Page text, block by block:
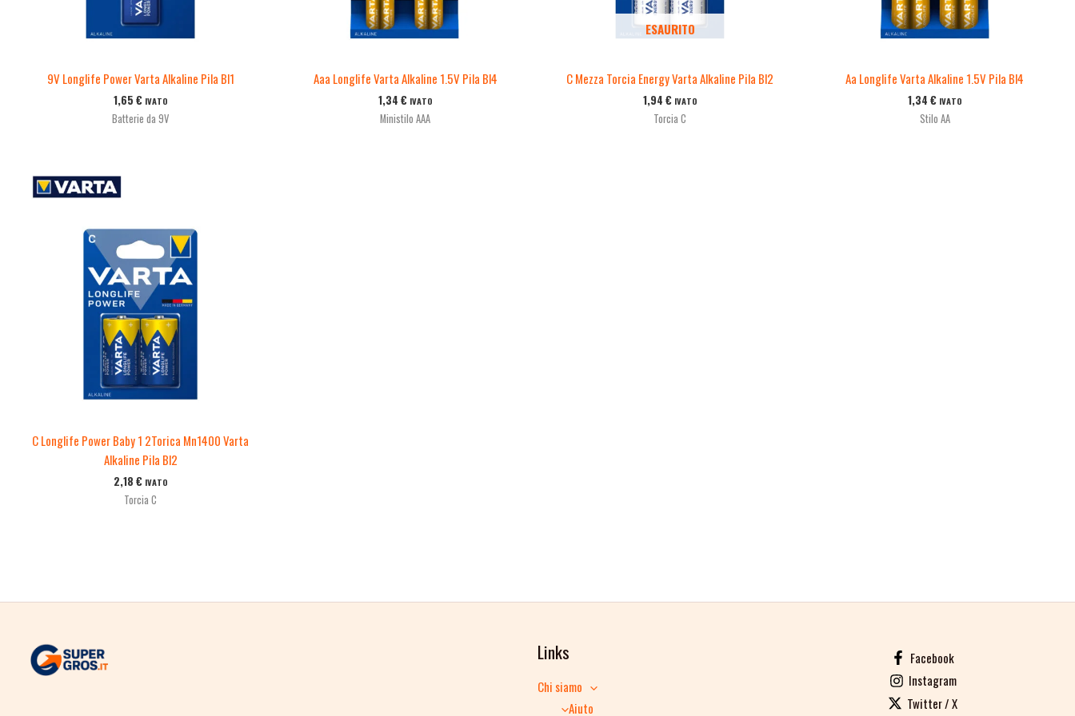
9V Longlife Power Varta Alkaline Pila Bl1
1,65 € IVATO
Batterie da 9V
Aaa Longlife Varta Alkaline 1.5V Pila Bl4
1,34 € IVATO
Ministilo AAA
ESAURITO
C Mezza Torcia Energy Varta Alkaline Pila Bl2
1,94 € IVATO
Torcia C
Aa Longlife Varta Alkaline 1.5V Pila Bl4
1,34 € IVATO
Stilo AA
C Longlife Power Baby 1 2Torica Mn1400 Varta
Alkaline Pila Bl2
2,18 € IVATO
Torcia C
Links
Chi siamo
Aiuto
Facebook
Instagram
Twitter / X